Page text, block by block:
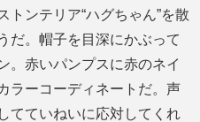
ンテリア“ハグちゃん”を散
だ。帽子を目深にかぶって
。赤いパンプスに赤のネイ
ラーコーディネートだ。声
てていねいに応対してくれ